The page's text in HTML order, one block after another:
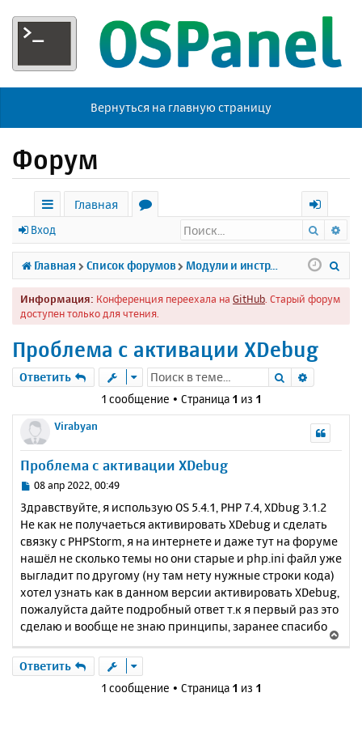
Вернуться на главную страницу
Форум
с
ы
л
к
Главная
р
у
м
х
о
д
Вход Поиск
Главная Список форумов Модули и инструменты
Информация: Конференция переехала на GitHub . Старый форум
доступен только для чтения.
Проблема с активации XDebug
Ответить Поиск
1 сообщение • Страница 1 из 1
Virabyan
Проблема с активации XDebug
С
о
б
щ
е
н
е
08 апр 2022, 00:49
Здравствуйте, я использую OS 5.4.1, PHP 7.4, XDbug 3.1.2
Не как не получаеться активировать XDebug и сделать
связку с PHPStorm, я на интернете и даже тут на форуме
нашёл не сколько темы но они старые и php.ini файл уже
выгладит по другому (ну там нету нужные строки кода)
хотел узнать как в данном версии активировать XDebug,
пожалуйста дайте подробный ответ т.к я первый раз это
сделаю и вообще не знаю принципы, заранее спасибо
е
Ответить
1 сообщение • Страница 1 из 1